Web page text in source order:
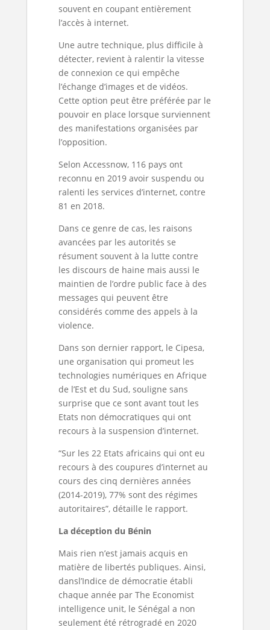
souvent en coupant entièrement
l’accès à internet.
Une autre technique, plus difficile à
détecter, revient à ralentir la vitesse
de connexion ce qui empêche
l’échange d’images et de vidéos.
Cette option peut être préférée par le
pouvoir en place lorsque surviennent
des manifestations organisées par
l’opposition.
Selon Accessnow, 116 pays ont
reconnu en 2019 avoir suspendu ou
ralenti les services d’internet, contre
81 en 2018.
Dans ce genre de cas, les raisons
avancées par les autorités se
résument souvent à la lutte contre
les discours de haine mais aussi le
maintien de l’ordre public face à des
messages qui peuvent être
considérés comme des appels à la
violence.
Dans son dernier rapport, le Cipesa,
une organisation qui promeut les
technologies numériques en Afrique
de l’Est et du Sud, souligne sans
surprise que ce sont avant tout les
Etats non démocratiques qui ont
recours à la suspension d’internet.
“Sur les 22 Etats africains qui ont eu
recours à des coupures d’internet au
cours des cinq dernières années
(2014-2019), 77% sont des régimes
autoritaires”, détaille le rapport.
La déception du Bénin
Mais rien n’est jamais acquis en
matière de libertés publiques. Ainsi,
dansl’Indice de démocratie établi
chaque année par The Economist
intelligence unit, le Sénégal a non
seulement été rétrogradé en 2020